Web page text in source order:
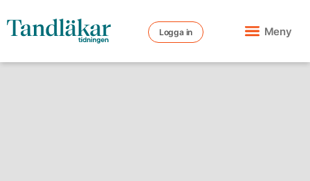
Logga in Meny